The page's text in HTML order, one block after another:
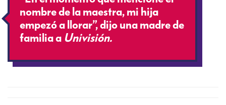
nombre de la maestra, mi hija
empezó a llorar”, dijo una madre de
familia a Univisión.